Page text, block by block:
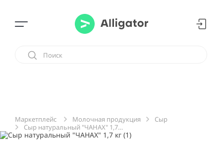
Маркетплейс Молочная продукция
Сыр
Сыр натуральный "ЧАНАХ" 1,7 кг